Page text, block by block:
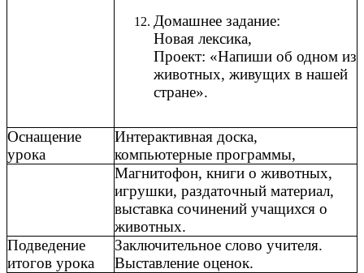
Домашнее задание:
Новая лексика,
Проект: «Напиши об одном из
животных, живущих в нашей
стране».
Оснащение
урока
Интерактивная доска,
компьютерные программы,
Магнитофон, книги о животных,
игрушки, раздаточный материал,
выставка сочинений учащихся о
животных.
Подведение
итогов урока
Заключительное слово учителя.
Выставление оценок.